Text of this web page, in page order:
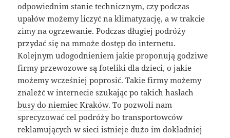
odpowiednim stanie technicznym, czy podczas
upałów możemy liczyć na klimatyzację, a w trakcie
zimy na ogrzewanie. Podczas długiej podróży
przydać się na mmoże dostęp do internetu.
Kolejnym udogodnieniem jakie proponują godziwe
firmy przewozowe są foteliki dla dzieci, o jakie
możemy wcześniej poprosić. Takie firmy możemy
znaleźć w internecie szukając po takich hasłach
busy do niemiec Kraków. To pozwoli nam
sprecyzować cel podróży bo transportowców
reklamujących w sieci istnieje dużo im dokładniej